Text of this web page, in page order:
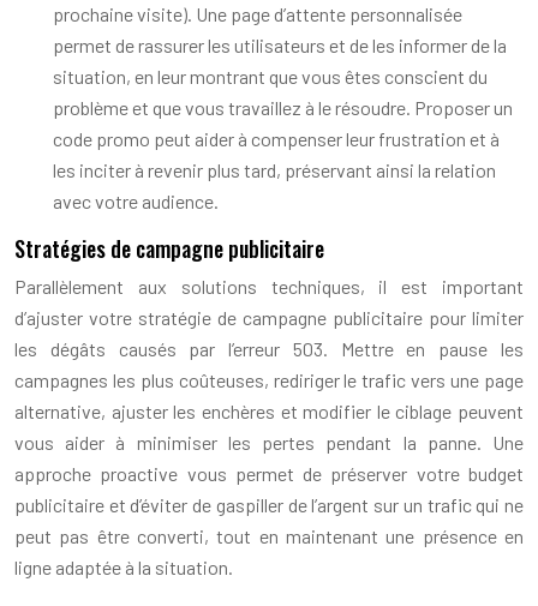
prochaine visite). Une page d’attente personnalisée
permet de rassurer les utilisateurs et de les informer de la
situation, en leur montrant que vous êtes conscient du
problème et que vous travaillez à le résoudre. Proposer un
code promo peut aider à compenser leur frustration et à
les inciter à revenir plus tard, préservant ainsi la relation
avec votre audience.
Stratégies de campagne publicitaire
Parallèlement aux solutions techniques, il est important
d’ajuster votre stratégie de campagne publicitaire pour limiter
les dégâts causés par l’erreur 503. Mettre en pause les
campagnes les plus coûteuses, rediriger le trafic vers une page
alternative, ajuster les enchères et modifier le ciblage peuvent
vous aider à minimiser les pertes pendant la panne. Une
approche proactive vous permet de préserver votre budget
publicitaire et d’éviter de gaspiller de l’argent sur un trafic qui ne
peut pas être converti, tout en maintenant une présence en
ligne adaptée à la situation.